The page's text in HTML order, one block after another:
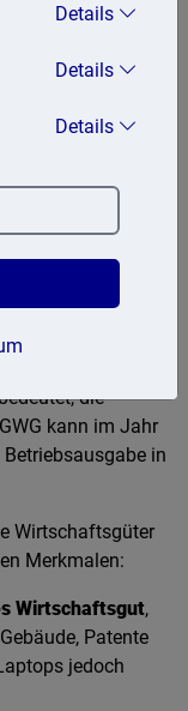
(GWG)
»GWG«, sind
abnutzbare
durch eine
Kasse, Zahlungen
von maximal
die
kann im Jahr
in
Wirtschaftsgüter
Merkmalen:
Wirtschaftsgut,
Patente
jedoch
Details
Details
Details